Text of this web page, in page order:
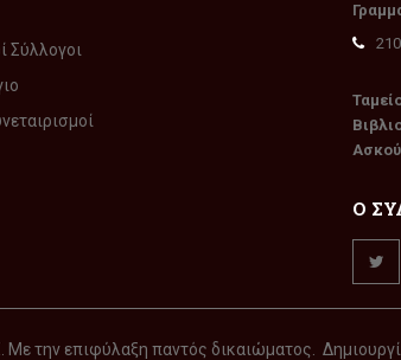
Σύλλογοι
Ο
. Με την επιφύλαξη παντός δικαιώματος.